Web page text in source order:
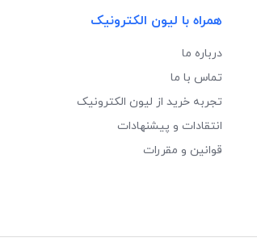
همراه با لیون الکترونیک
درباره ما
تماس با ما
تجربه خرید از لیون الکترونیک
انتقادات و پیشنهادات
قوانین و مقررات